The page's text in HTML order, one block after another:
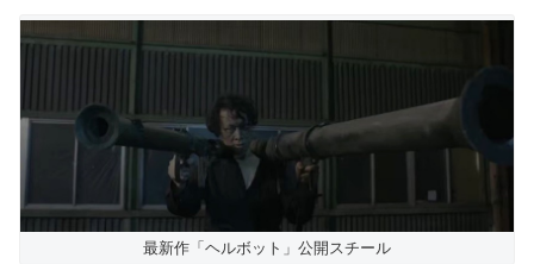
最新作「ヘルボット」公開スチール